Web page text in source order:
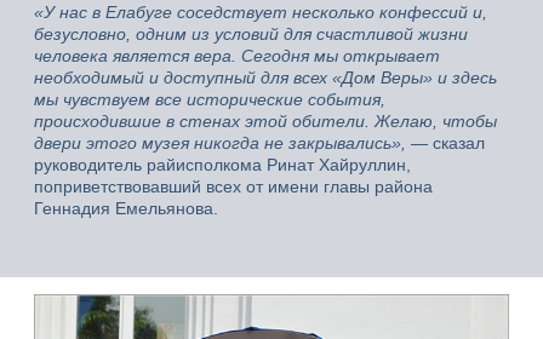
«У нас в Елабуге соседствует несколько конфессий и,
безусловно, одним из условий для счастливой жизни
человека является вера. Сегодня мы открывает
необходимый и доступный для всех «Дом Веры» и здесь
мы чувствуем все исторические события,
происходившие в стенах этой обители. Желаю, чтобы
двери этого музея никогда не закрывались», — сказал
руководитель райисполкома Ринат Хайруллин,
поприветствовавший всех от имени главы района
Геннадия Емельянова.